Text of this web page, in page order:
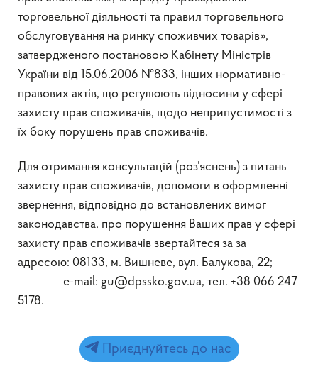
торговельної діяльності та правил торговельного
обслуговування на ринку споживчих товарів»,
затвердженого постановою Кабінету Міністрів
України від 15.06.2006 №833, інших нормативно-
правових актів, що регулюють відносини у сфері
захисту прав споживачів, щодо неприпустимості з
їх боку порушень прав споживачів.
Для отримання консультацій (роз’яснень) з питань
захисту прав споживачів, допомоги в оформленні
звернення, відповідно до встановлених вимог
законодавства, про порушення Ваших прав у сфері
захисту прав споживачів звертайтеся за за
адресою: 08133, м. Вишневе, вул. Балукова, 22;
e-mail: gu@dpssko.gov.ua, тел. +38 066 247
5178.
Приєднуйтесь до нас